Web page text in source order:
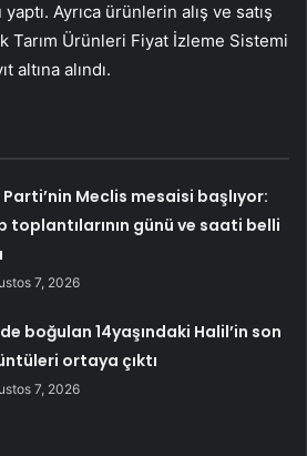
Ayrıca ürünlerin alış ve satış
Tarım Ürünleri Fiyat İzleme Sistemi
altına alındı.
Parti’nin Meclis mesaisi başlıyor:
toplantılarının günü ve saati belli
7, 2026
boğulan 14yaşındaki Halil’in son
ortaya çıktı
7, 2026